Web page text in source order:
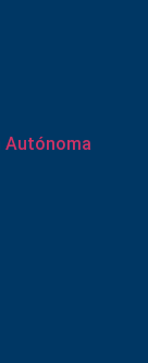
Autónoma